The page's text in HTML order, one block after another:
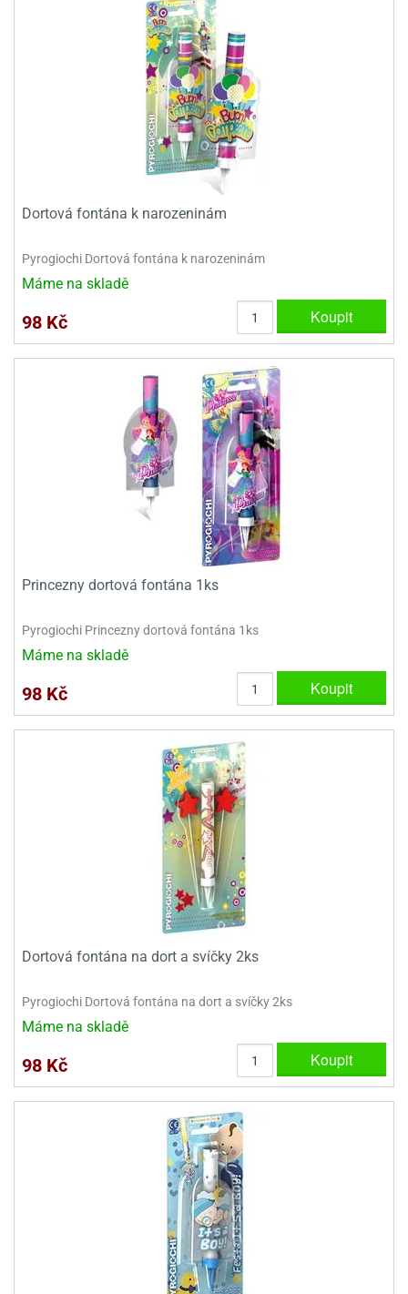
Dortová fontána k narozeninám
Pyrogiochi Dortová fontána k narozeninám
Máme na skladě
98 Kč Koupit
Princezny dortová fontána 1ks
Pyrogiochi Princezny dortová fontána 1ks
Máme na skladě
98 Kč Koupit
Dortová fontána na dort a svíčky 2ks
Pyrogiochi Dortová fontána na dort a svíčky 2ks
Máme na skladě
98 Kč Koupit